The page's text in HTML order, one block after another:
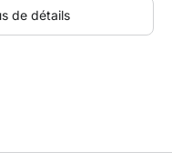
de détails